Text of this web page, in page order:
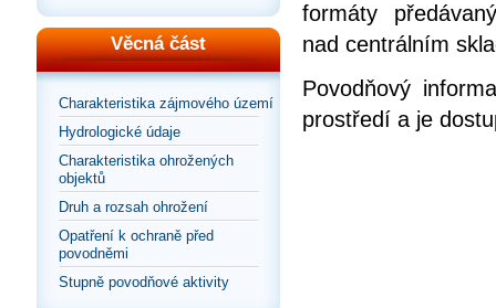
Věcná část
Charakteristika zájmového území
Hydrologické údaje
Charakteristika ohrožených
objektů
Druh a rozsah ohrožení
Opatření k ochraně před
povodněmi
Stupně povodňové aktivity
formáty
nad centrálním
Povodňový
prostředí a je